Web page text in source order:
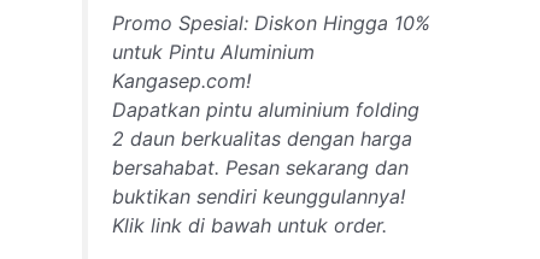
Promo Spesial: Diskon Hingga 10%
untuk Pintu Aluminium
Kangasep.com!
Dapatkan pintu aluminium folding
2 daun berkualitas dengan harga
bersahabat. Pesan sekarang dan
buktikan sendiri keunggulannya!
Klik link di bawah untuk order.